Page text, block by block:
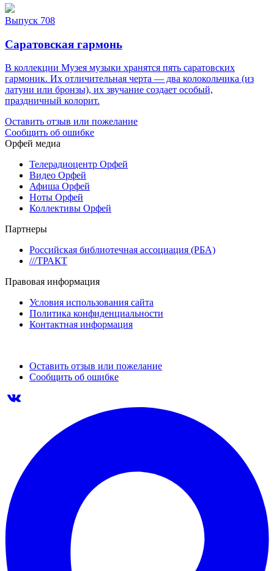
Выпуск 708
Саратовская гармонь
В коллекции Музея музыки хранятся пять саратовских
гармоник. Их отличительная черта — два колокольчика (из
латуни или бронзы), их звучание создает особый,
праздничный колорит.
Оставить отзыв или пожелание
Сообщить об ошибке
Орфей медиа
Телерадиоцентр Орфей
Видео Орфей
Афиша Орфей
Ноты Орфей
Коллективы Орфей
Партнеры
Российская библиотечная ассоциация (РБА)
///ТРАКТ
Правовая информация
Условия использования сайта
Политика конфиденциальности
Контактная информация
Оставить отзыв или пожелание
Сообщить об ошибке